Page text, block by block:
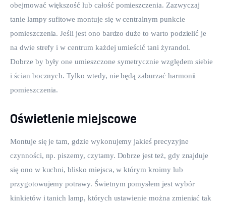
obejmować większość lub całość pomieszczenia. Zazwyczaj
tanie lampy sufitowe montuje się w centralnym punkcie
pomieszczenia. Jeśli jest ono bardzo duże to warto podzielić je
na dwie strefy i w centrum każdej umieścić tani żyrandol.
Dobrze by były one umieszczone symetrycznie względem siebie
i ścian bocznych. Tylko wtedy, nie będą zaburzać harmonii
pomieszczenia.
Oświetlenie miejscowe
Montuje się je tam, gdzie wykonujemy jakieś precyzyjne
czynności, np. piszemy, czytamy. Dobrze jest też, gdy znajduje
się ono w kuchni, blisko miejsca, w którym kroimy lub
przygotowujemy potrawy. Świetnym pomysłem jest wybór
kinkietów i tanich lamp, których ustawienie można zmieniać tak